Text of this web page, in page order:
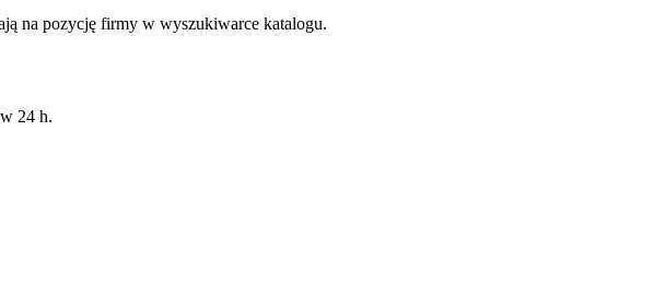
na pozycję firmy w wyszukiwarce katalogu.
24 h.